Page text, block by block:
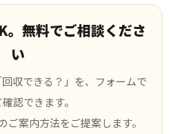
。無料でご相談くださ
い
回収できる？」を、フォームで
認できます。
ご案内方法をご提案します。